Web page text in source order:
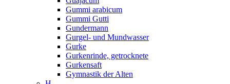
Gummi arabicum
Gummi Gutti
Gundermann
Gurgel- und Mundwasser
Gurke
Gurkenrinde, getrocknete
Gurkensaft
Gymnastik der Alten